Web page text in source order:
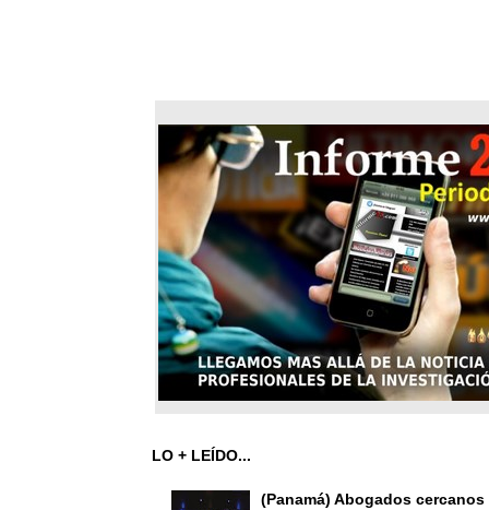
LO + LEÍDO...
(Panamá) Abogados